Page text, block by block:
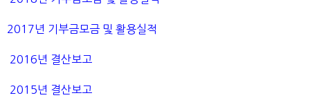
2017년 기부금모금 및 활용실적
2016년 결산보고
2015년 결산보고